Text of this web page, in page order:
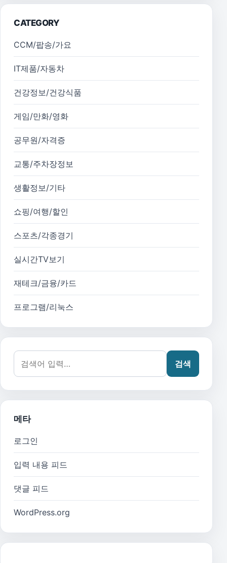
CATEGORY
CCM/팝송/가요
IT제품/자동차
건강정보/건강식품
게임/만화/영화
공무원/자격증
교통/주차장정보
생활정보/기타
쇼핑/여행/할인
스포츠/각종경기
실시간TV보기
재테크/금융/카드
프로그램/리눅스
검색어:
검색
메타
로그인
입력 내용 피드
댓글 피드
WordPress.org